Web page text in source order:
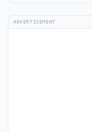
ADVERTISEMENT